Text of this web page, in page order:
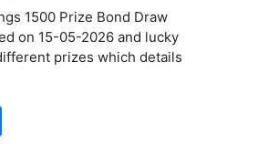
1500 Prize Bond Draw
on 15-05-2026 and lucky
prizes which details